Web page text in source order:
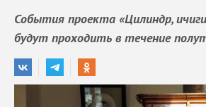
События проекта «Цилиндр,
будут проходить в течение